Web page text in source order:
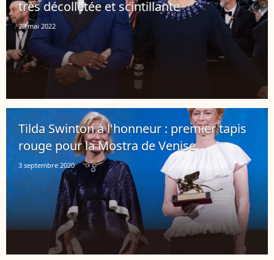
très décolletée et scintillante
20 mai 2022
Tilda Swinton à l'honneur : premier tapis
rouge pour la Mostra de Venise
3 septembre 2020